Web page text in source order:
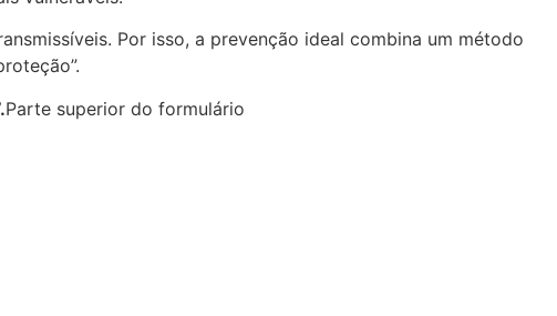
Por isso, a prevenção ideal combina um método
Parte superior do formulário